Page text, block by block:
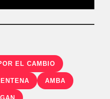
EL CAMBIO
AMBA